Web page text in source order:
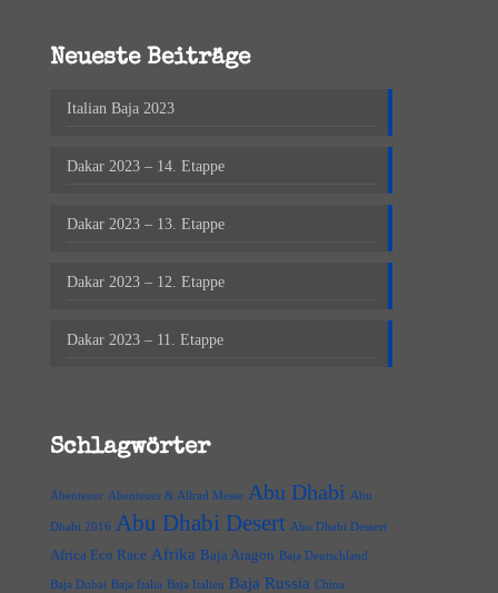
Neueste Beiträge
Italian Baja 2023
Dakar 2023 – 14. Etappe
Dakar 2023 – 13. Etappe
Dakar 2023 – 12. Etappe
Dakar 2023 – 11. Etappe
Schlagwörter
Abenteuer Abenteuer & Allrad Messe Abu Dhabi Abu
Dhabi 2016 Abu Dhabi Desert Abu Dhabi Dessert
Africa Eco Race Afrika Baja Aragon Baja Deutschland
Baja Dubai Baja Italia Baja Italien Baja Russia China